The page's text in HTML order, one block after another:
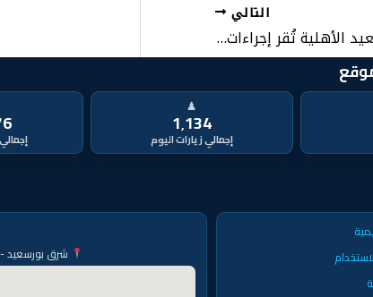
التالي
جامعة شرق بورسعيد الأهلية تُقر إجراءات مُلزمة لترشيد استهلاك الطاقة وتعزيز كفاءة الاستخدام
♟
1٬134
شرق بورسعيد